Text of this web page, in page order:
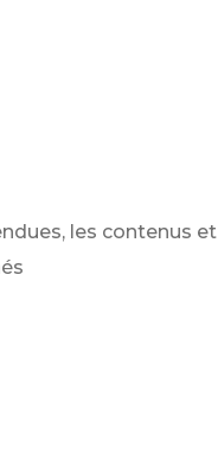
les contenus et